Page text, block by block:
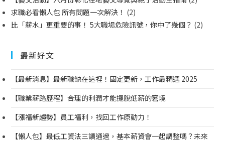
求職必看懶人包 所有問題一次解決！ (2)
比「薪水」更重要的事！ 5大職場危險訊號，你中了幾個？ (2)
最新好文
【最新消息】最新職缺在這裡！固定更新，工作最精選 2025
【職業薪路歷程】合理的利潤才能擺脫低薪的窘境
【漲福新趨勢】員工福利，找回工作原動力！
【懶人包】最低工資法三讀通過，基本薪資會一起調整嗎？未來